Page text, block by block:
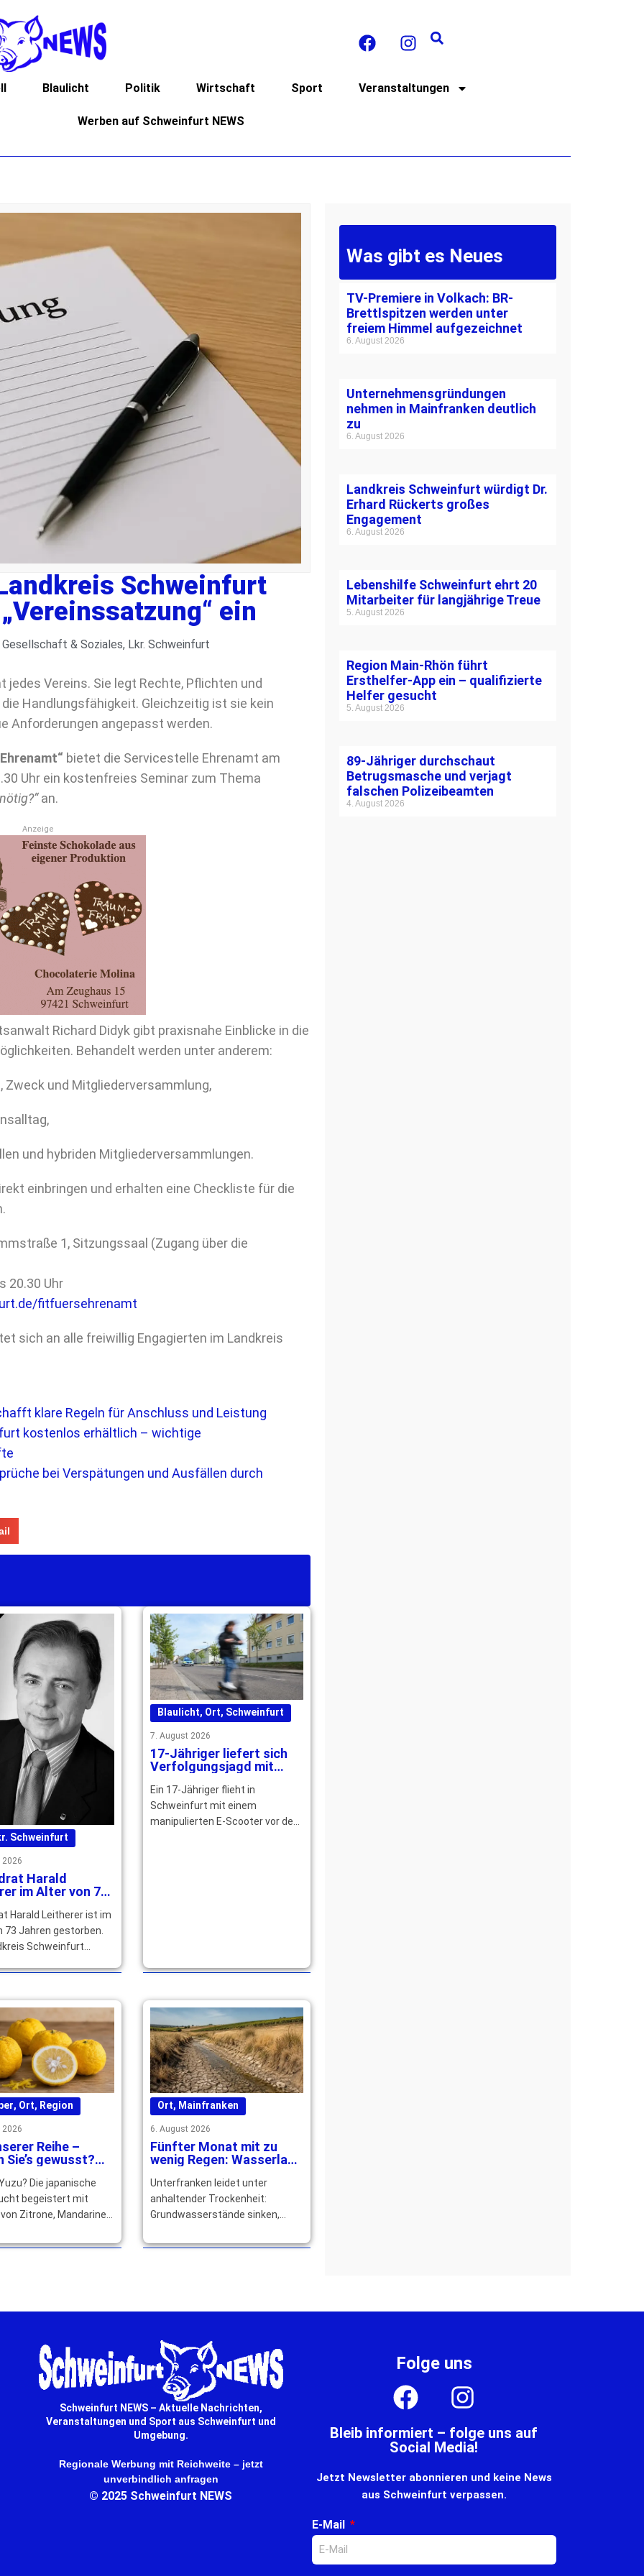
Blaulicht Politik Wirtschaft Sport Veranstaltungen
Werben auf Schweinfurt NEWS
Schweinfurt
ein
Gesellschaft & Soziales, Lkr. Schweinfurt
Vereins. Sie legt Rechte, Pflichten und
Handlungsfähigkeit. Gleichzeitig ist sie kein
Anforderungen angepasst werden.
bietet die Servicestelle Ehrenamt am
Uhr ein kostenfreies Seminar zum Thema
an.
Anzeige
Richard Didyk gibt praxisnahe Einblicke in die
Behandelt werden unter anderem:
und Mitgliederversammlung,
und hybriden Mitgliederversammlungen.
einbringen und erhalten eine Checkliste für die
1, Sitzungssaal (Zugang über die
20.30 Uhr
fitfuersehrenamt
sich an alle freiwillig Engagierten im Landkreis
klare Regeln für Anschluss und Leistung
kostenlos erhältlich – wichtige
bei Verspätungen und Ausfällen durch
Schweinfurt
2026
Harald
im Alter von 73
Harald Leitherer ist im
73 Jahren gestorben.
Schweinfurt
Blaulicht, Ort, Schweinfurt
7. August 2026
17-Jähriger liefert sich
Verfolgungsjagd mit
Ein 17-Jähriger flieht in
Schweinfurt mit einem
manipulierten E-Scooter vor der
, Ort, Region
2026
Reihe –
Sie’s gewusst?
verfeinert
Die japanische
begeistert mit
Zitrone, Mandarine
Getränke raffiniert.
Ort, Mainfranken
6. August 2026
Fünfter Monat mit zu
wenig Regen: Wasserlage
sich zu
Unterfranken leidet unter
anhaltender Trockenheit:
Grundwasserstände sinken,
Trinkwasserversorgung bleibt
Was gibt es Neues
TV-Premiere in Volkach: BR-
Brettlspitzen werden unter
freiem Himmel aufgezeichnet
6. August 2026
Unternehmensgründungen
nehmen in Mainfranken deutlich
zu
6. August 2026
Landkreis Schweinfurt würdigt Dr.
Erhard Rückerts großes
Engagement
6. August 2026
Lebenshilfe Schweinfurt ehrt 20
Mitarbeiter für langjährige Treue
5. August 2026
Region Main-Rhön führt
Ersthelfer-App ein – qualifizierte
Helfer gesucht
5. August 2026
89-Jähriger durchschaut
Betrugsmasche und verjagt
falschen Polizeibeamten
4. August 2026
Schweinfurt NEWS – Aktuelle Nachrichten,
Veranstaltungen und Sport aus Schweinfurt und
Umgebung.
Regionale Werbung mit Reichweite – jetzt
unverbindlich anfragen
© 2025 Schweinfurt NEWS
Folge uns
Bleib informiert – folge uns auf
Social Media!
Jetzt Newsletter abonnieren und keine News
aus Schweinfurt verpassen.
E-Mail